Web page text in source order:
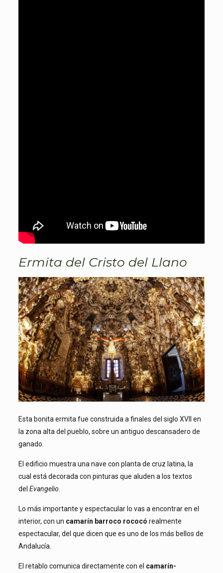
Ermita del Cristo del Llano
Esta bonita ermita fue construida a finales del siglo XVII en
la zona alta del pueblo, sobre un antiguo descansadero de
ganado.
El edificio muestra una nave con planta de cruz latina, la
cual está decorada con pinturas que aluden a los textos
del Evangelio
Lo más importante y espectacular lo vas a encontrar en el
interior, con un camarín barroco rococó realmente
espectacular, del que dicen que es uno de los más bellos de
Andalucía.
El retablo comunica directamente con el camarín-